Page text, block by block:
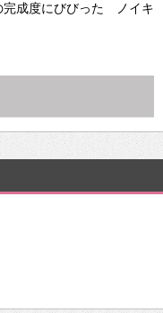
完成度にびびった ノイキ